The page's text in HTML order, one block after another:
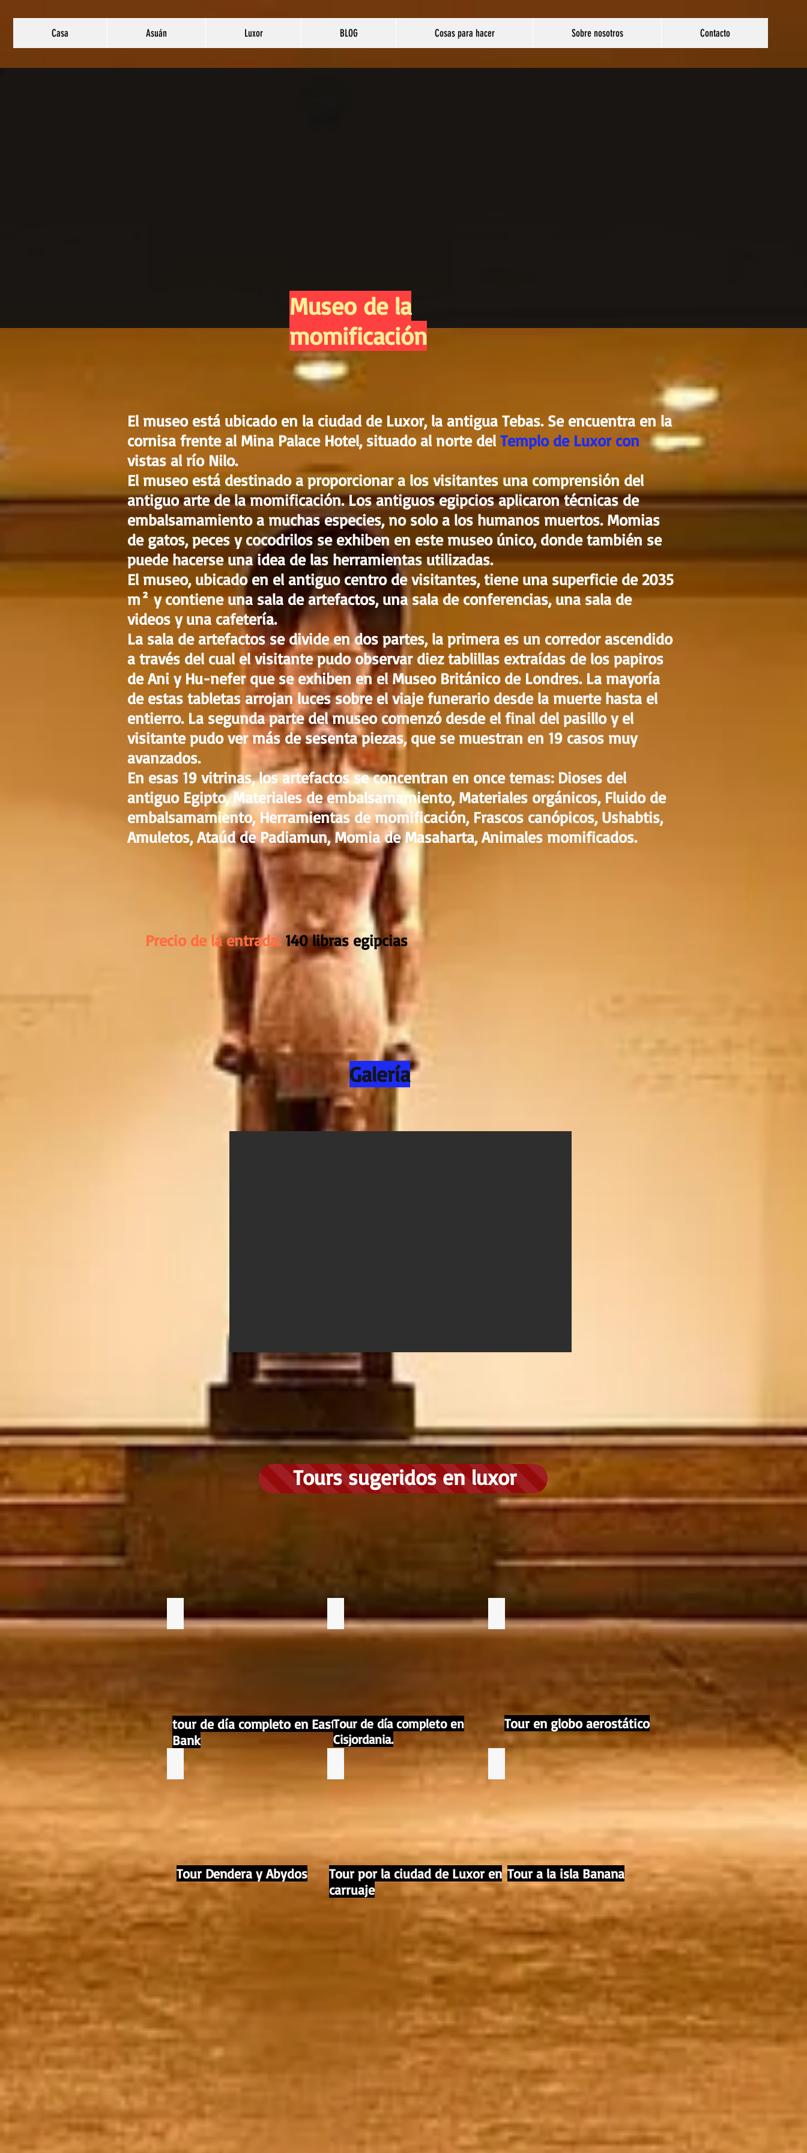
Museo de la
momificación
El museo está ubicado en la ciudad de Luxor, la antigua Tebas. Se encuentra en la
cornisa frente al Mina Palace Hotel, situado al norte del Templo de Luxor con
vistas al río Nilo.
El museo está destinado a proporcionar a los visitantes una comprensión del
antiguo arte de la momificación. Los antiguos egipcios aplicaron técnicas de
embalsamamiento a muchas especies, no solo a los humanos muertos. Momias
de gatos, peces y cocodrilos se exhiben en este museo único, donde también se
puede hacerse una idea de las herramientas utilizadas.
El museo, ubicado en el antiguo centro de visitantes, tiene una superficie de 2035
m² y contiene una sala de artefactos, una sala de conferencias, una sala de
videos y una cafetería.
La sala de artefactos se divide en dos partes, la primera es un corredor ascendido
a través del cual el visitante pudo observar diez tablillas extraídas de los papiros
de Ani y Hu-nefer que se exhiben en el Museo Británico de Londres. La mayoría
de estas tabletas arrojan luces sobre el viaje funerario desde la muerte hasta el
entierro. La segunda parte del museo comenzó desde el final del pasillo y el
visitante pudo ver más de sesenta piezas, que se muestran en 19 casos muy
avanzados.
En esas 19 vitrinas, los artefactos se concentran en once temas: Dioses del
antiguo Egipto, Materiales de embalsamamiento, Materiales orgánicos, Fluido de
embalsamamiento, Herramientas de momificación, Frascos canópicos, Ushabtis,
Amuletos, Ataúd de Padiamun, Momia de Masaharta, Animales momificados.
Precio de la entrada: 140 libras egipcias
Galería
Tours sugeridos en luxor
tour de día completo en East
Bank
Tour de día completo en
Cisjordania.
Tour en globo aerostático
Tour Dendera y Abydos Tour a la isla Banana
Tour por la ciudad de Luxor en
carruaje
Casa Asuán Luxor BLOG Cosas para hacer Sobre nosotros Contacto